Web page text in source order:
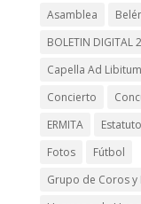
Asamblea
BOLETIN DIGITAL
Capella Ad Libitum
Concierto
ERMITA
Fotos
Fútbol
Grupo de Coros y